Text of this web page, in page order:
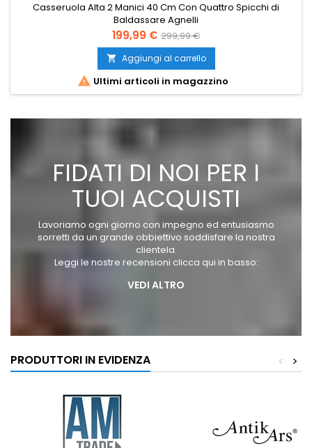
Casseruola Alta 2 Manici 40 Cm Con Quattro Spicchi di
Baldassare Agnelli
Prezzo
199,99 € Prezzo
base
299,99 €
 Aggiungi al carrello
 Ultimi articoli in magazzino
FIDATI DI NOI PER I
TUOI ACQUISTI
Lavoriamo ogni giorno con impegno ed entusiasmo
sorretti da un grande obbiettivo soddisfare la nostra
clientela.
Leggi le nostre recensioni clicca qui in basso:
VEDI ALTRO
PRODUTTORI IN EVIDENZA >
<